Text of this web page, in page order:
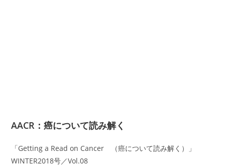
AACR：癌について読み解く
「Getting a Read on Cancer （癌について読み解く）」
WINTER2018号／Vol.08